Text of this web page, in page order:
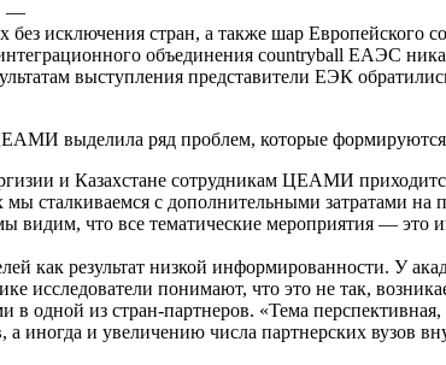
—
без исключения стран, а также шар
объединения countryball ЕАЭС
выступления представители ЕЭК
выделила ряд проблем, которые
и Казахстане сотрудникам ЦЕАМИ
сталкиваемся с дополнительными затратами на
видим, что все тематические мероприятия —
как результат низкой информированности. У
исследователи понимают, что это не так,
в одной из стран-партнеров. «Тема
а иногда и увеличению числа партнерских вузов